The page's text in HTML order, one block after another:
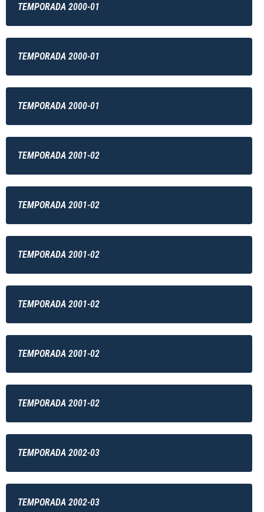
TEMPORADA 2000-01
TEMPORADA 2000-01
TEMPORADA 2000-01
TEMPORADA 2001-02
TEMPORADA 2001-02
TEMPORADA 2001-02
TEMPORADA 2001-02
TEMPORADA 2001-02
TEMPORADA 2001-02
TEMPORADA 2002-03
TEMPORADA 2002-03